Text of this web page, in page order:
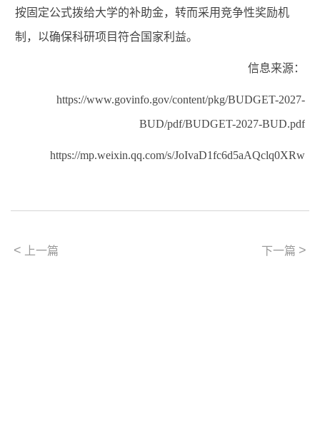
按固定公式拨给大学的补助金，转而采用竞争性奖励机
制，以确保科研项目符合国家利益。
信息来源：
https://www.govinfo.gov/content/pkg/BUDGET-2027-
BUD/pdf/BUDGET-2027-BUD.pdf
https://mp.weixin.qq.com/s/JoIvaD1fc6d5aAQclq0XRw
< 上一篇 下一篇 >